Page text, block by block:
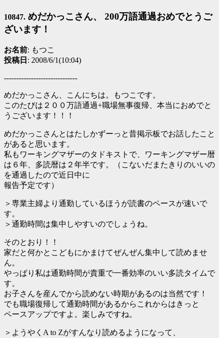
10847. めだかっこさん、 200万語通過おめでとうご
ざいます！
お名前: もつこ
投稿日 : 2008/6/1(10:04)
------------------------------
めだかっこさん、こんにちは。もつこです。
このたびは２００万語通過+職場無事復帰、本当におめでと
うございます！！！
めだかっこさんとはたしかずーっと昔掲示板でお話したこと
があると思います。
私もワーキングマザーのタドキストで、ワーキングマザー暦
は６年、多読暦は２年半です。（こないだまたきりのいいの
を通過したので近日中に
報告予定です）
＞専業主婦より通勤しているほうが読書のペースが速いで
す。
＞通勤時間は集中しやすいのでしょうね。
そのとおり！！
家だと何かとこどもにかまけてぜんぜん集中して読めませ
ん。
やっぱり私は通勤時間が貴重で一番効率のいい多読タイムで
す。
お子さんを産んでから読めない時期があるのは当然です！
でも職場復帰して通勤時間があるからこれからはきっと
ペースアップですよ。楽しみですね。
＞ようやくA to Zがすんなり読めるようになって、